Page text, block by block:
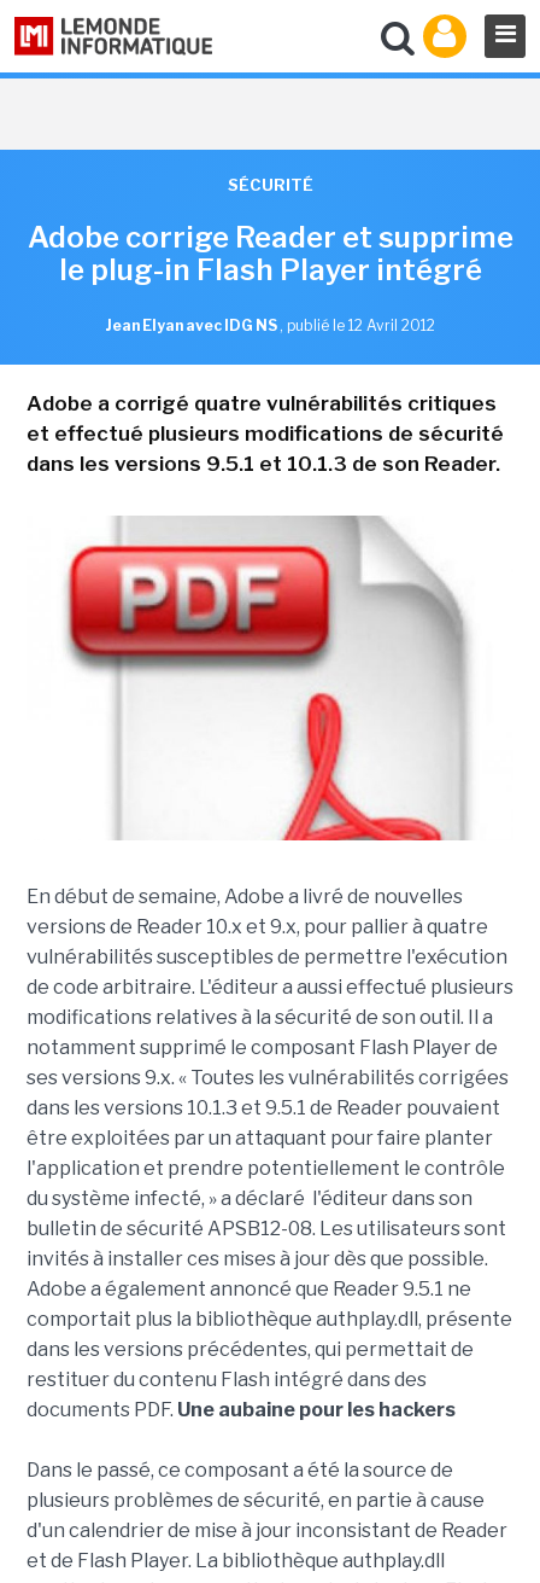
SÉCURITÉ
Adobe corrige Reader et supprime
le plug-in Flash Player intégré
Jean Elyan avec IDG NS , publié le 12 Avril 2012
Adobe a corrigé quatre vulnérabilités critiques
et effectué plusieurs modifications de sécurité
dans les versions 9.5.1 et 10.1.3 de son Reader.
En début de semaine, Adobe a livré de nouvelles
versions de Reader 10.x et 9.x, pour pallier à quatre
vulnérabilités susceptibles de permettre l'exécution
de code arbitraire. L'éditeur a aussi effectué plusieurs
modifications relatives à la sécurité de son outil. Il a
notamment supprimé le composant Flash Player de
ses versions 9.x. « Toutes les vulnérabilités corrigées
dans les versions 10.1.3 et 9.5.1 de Reader pouvaient
être exploitées par un attaquant pour faire planter
l'application et prendre potentiellement le contrôle
du système infecté, » a déclaré l'éditeur dans son
bulletin de sécurité APSB12-08. Les utilisateurs sont
invités à installer ces mises à jour dès que possible.
Adobe a également annoncé que Reader 9.5.1 ne
comportait plus la bibliothèque authplay.dll, présente
dans les versions précédentes, qui permettait de
restituer du contenu Flash intégré dans des
documents PDF. Une aubaine pour les hackers
Dans le passé, ce composant a été la source de
plusieurs problèmes de sécurité, en partie à cause
d'un calendrier de mise à jour inconsistant de Reader
et de Flash Player. La bibliothèque authplay.dll